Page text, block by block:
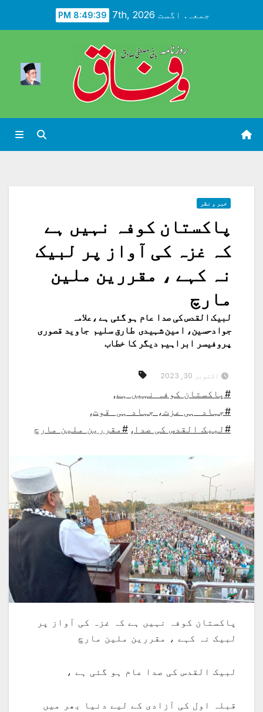
جمعہ. اگست 7th, 2026 8:49:41 PM
خبر و نظر
پاکستان کوفہ نہیں ہے
کہ غزہ کی آواز پر لبیک
نہ کہے ، مقررین ملین
مارچ
لبیک القدس کی صدا عام ہو گئی ہے ،علامہ
جوادحسین، امین شہیدی طارق سلیم جاوید قصوری
پروفیسر ابراہیم دیگر کا خطاب
اکتوبر 30, 2023
#پاکستان کوفہ نہیں ہے,
#جہاد ہی عزت، جہاد ہی قوت,
#لبیک القدس کی صدا , #مقررین ملین مارچ
پاکستان کوفہ نہیں ہے کہ غزہ کی آواز پر
لبیک نہ کہے ، مقررین ملین مارچ
لبیک القدس کی صدا عام ہو گئی ہے ،
قبلہ اول کی آزادی کے لیے دنیا بھر میں